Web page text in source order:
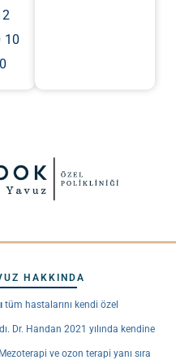
10
HAKKINDA
tüm hastalarını kendi özel
Dr. Handan 2021 yılında kendine
ve ozon terapi yanı sıra